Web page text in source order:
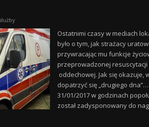
Ostatnimi czasy w mediach
było o tym, jak strażacy
przywracając mu funkcje
przeprowadzonej resuscytacji
oddechowej. Jak się okazuje,
dopatrzyć się „drugiego
31/01/2017 w godzinach
został zadysponowany do